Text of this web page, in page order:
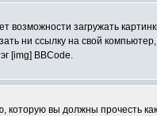
возможности загружать
ни ссылку на свой
[img] BBCode.
вы должны прочесть